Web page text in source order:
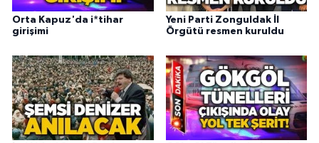
Orta Kapuz'da i*tihar
girişimi
Yeni Parti Zonguldak İl
Örgütü resmen kuruldu